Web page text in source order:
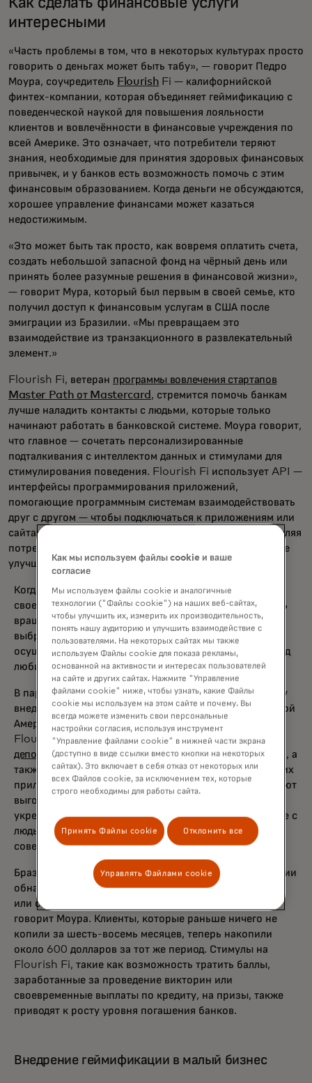
интересными
«Часть проблемы в том, что в некоторых культурах просто
говорить о деньгах может быть табу», — говорит Педро
Моура, соучредитель Flourish Fi — калифорнийской
финтех-компании, которая объединяет геймификацию с
поведенческой наукой для повышения лояльности
клиентов и вовлечённости в финансовые учреждения по
всей Америке. Это означает, что потребители теряют
знания, необходимые для принятия здоровых финансовых
привычек, и у банков есть возможность помочь с этим
финансовым образованием. Когда деньги не обсуждаются,
хорошее управление финансами может казаться
недостижимым.
«Это может быть так просто, как вовремя оплатить счета,
создать небольшой запасной фонд на чёрный день или
принять более разумные решения в финансовой жизни»,
— говорит Мура, который был первым в своей семье, кто
получил доступ к финансовым услугам в США после
эмиграции из Бразилии. «Мы превращаем это
взаимодействие из транзакционного в развлекательный
элемент.»
Flourish Fi, ветеран программы вовлечения стартапов
Master Path от Mastercard , стремится помочь банкам
лучше наладить контакты с людьми, которые только
начинают работать в банковской системе. Моура говорит,
что главное — сочетать персонализированные
подталкивания с интеллектом данных и стимулами для
стимулирования поведения. Flourish Fi использует API —
интерфейсы программирования приложений,
помогающие программным системам взаимодействовать
друг с другом — чтобы подключаться к приложениям или
сайтам партнёров финансовых учреждений, предоставляя
потребителям возможность играть в игры, помогающие
улучшить своё финансовое здоровье.
Когда клиенты входят в свою учетную запись и
своевременно оплачивают счета, это может запустить
вращающееся колесо призов. Или же они могут
выбрать настройки, которые автоматически
осуществляют микродепозиты в зависимости от побед
любимой спортивной команды.
В партнерстве с рядом банков Flourish Fi в 2018 году
внедрила свой продукт в Бразилии и по всей Латинской
Америке для частных лиц. После использования
Flourish Fiпотребители увеличили стоимость своих
депозитовна 32%, а онлайн-оплата счетов — на 26%, а
также удвоили использование партнёрских банковских
приложений. Банки и кредитные союзы также получают
выгоду от этой технологии, так как она помогает
укрепить отношения с клиентами и завоевать доверие с
людьми, которые в противном случае могли бы
совершать сделки офлайн.
Бразильский Banco Carrefour и BancoSol из Боливии
обнаружили, что клиенты заходят в своё приложение
или сайт вдвое чаще, чем до добавления Flourish Fi,
говорит Моура. Клиенты, которые раньше ничего не
копили за шесть-восемь месяцев, теперь накопили
около 600 долларов за тот же период. Стимулы на
Flourish Fi, такие как возможность тратить баллы,
заработанные за проведение викторин или
своевременные выплаты по кредиту, на призы, также
приводят к росту уровня погашения банков.
Внедрение геймификации в малый бизнес
Как мы используем файлы cookie и ваше
согласие
Мы используем файлы cookie и аналогичные
технологии ("Файлы cookie") на наших веб-сайтах,
чтобы улучшить их, измерить их производительность,
понять нашу аудиторию и улучшить взаимодействие с
пользователями. На некоторых сайтах мы также
используем Файлы cookie для показа рекламы,
основанной на активности и интересах пользователей
на сайте и других сайтах. Нажмите "Управление
файлами cookie" ниже, чтобы узнать, какие Файлы
cookie мы используем на этом сайте и почему. Вы
всегда можете изменить свои персональные
настройки согласия, используя инструмент
"Управление файлами cookie" в нижней части экрана
(доступно в виде ссылки вместо кнопки на некоторых
сайтах). Это включает в себя отказ от некоторых или
всех Файлов cookie, за исключением тех, которые
строго необходимы для работы сайта.
Принять Файлы cookie Отклонить все
Управлять Файлами cookie